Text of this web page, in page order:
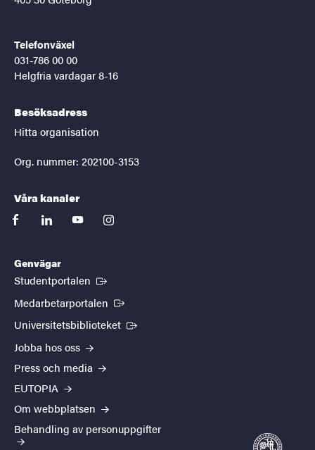
Telefonväxel
031-786 00 00
Helgfria vardagar 8-16
Besöksadress
Hitta organisation
Org. nummer: 202100-3153
Våra kanaler
facebooklinkedinyoutubeinstagram
Genvägar
Studentportalen (Extern länk)
Medarbetarportalen (Extern länk)
Universitetsbiblioteket (Extern länk)
Jobba hos oss
Press och media
EUTOPIA
Om webbplatsen
Behandling av personuppgifter